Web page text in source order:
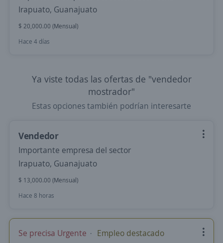
Irapuato, Guanajuato
$ 20,000.00 (Mensual)
Hace 4 días
Ya viste todas las ofertas de "vendedor
mostrador"
Estas opciones también podrían interesarte
Vendedor
Importante empresa del sector
Irapuato, Guanajuato
$ 13,000.00 (Mensual)
Hace 8 horas
Se precisa Urgente Empleo destacado